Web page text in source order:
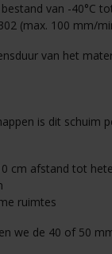
van -40°C
(max. 100 mm/
van het
is dit schuim
cm afstand tot
ruimtes
we de 40 of 50